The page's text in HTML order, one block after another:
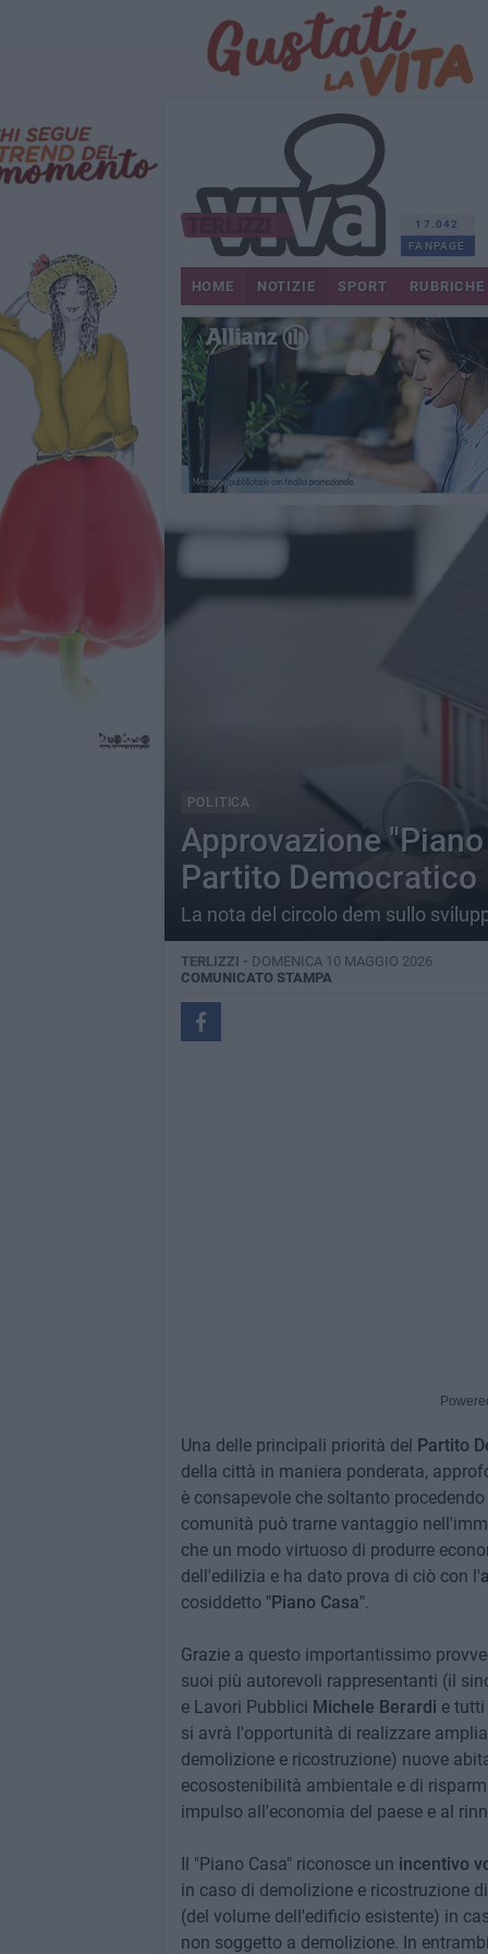
17.042
FANPAGE
HOME NOTIZIE SPORT RUBRICHE
POLITICA
Approvazione
Partito Democratico
La nota del circolo dem sullo
TERLIZZI - DOMENICA 10 MAGGIO 2026
COMUNICATO STAMPA
Una delle principali priorità del Partito
della città in maniera ponderata,
è consapevole che soltanto
comunità può trarne vantaggio
che un modo virtuoso di produrre
dell'edilizia e ha dato prova di ciò con l'
cosiddetto "Piano Casa".
Grazie a questo importantissimo
suoi più autorevoli rappresentanti (il
e Lavori Pubblici Michele Berardi e
si avrà l'opportunità di realizzare
demolizione e ricostruzione) nuove
ecosostenibilità ambientale e di
impulso all'economia del paese e al
Il "Piano Casa" riconosce un incentivo
in caso di demolizione e ricostruzione
(del volume dell'edificio esistente) in
non soggetto a demolizione. In